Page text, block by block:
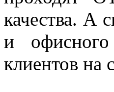
качества. А
и офисного
клиентов на